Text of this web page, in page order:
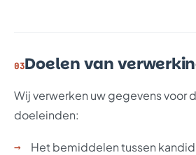
03Doelen van
Wij verwerken uw gegevens voor
doeleinden:
Het bemiddelen tussen